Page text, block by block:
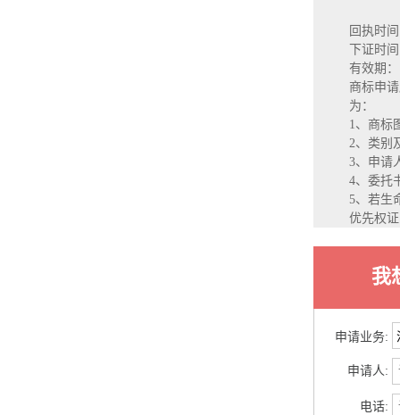
回执时
下证时
有效期
商标申
为：
1、商标
2、类别
3、申请
4、委托
5、若生
优先权
我
申请业务:
申请人:
电话: